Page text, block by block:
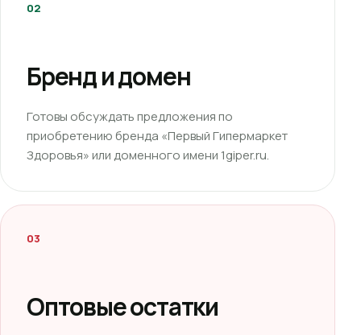
02
Бренд и домен
Готовы обсуждать предложения по
приобретению бренда «Первый Гипермаркет
Здоровья» или доменного имени 1giper.ru.
03
Оптовые остатки